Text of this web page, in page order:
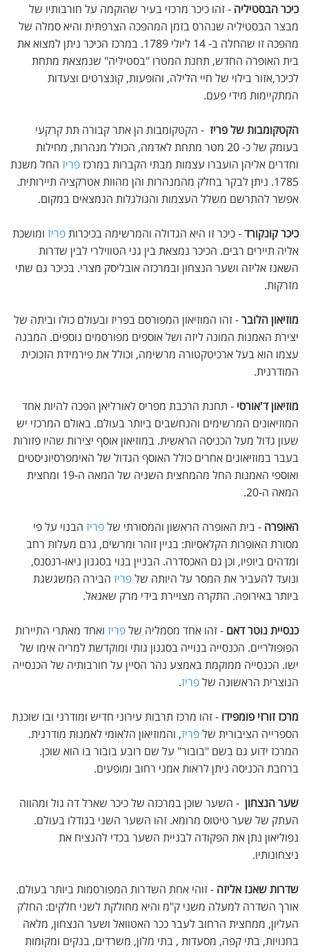
כיכר הבסטיליה - זהו כיכר מרכזי בעיר שהוקמה על חורבותיו של
מבצר הבסטיליה שנהרס בזמן המהפכה הצרפתית והיא סמלה של
מהפכה זו שהחלה ב- 14 ליולי 1789. במרכז הכיכר ניתן למצוא את
בית האופרה החדש, תחנת המטרו "בסטיליה" שנמצאת מתחת
לכיכר,אזור בילוי של חיי הלילה, והופעות, קונצרטים וצעדות
המתקיימות מידי פעם.
הקטקומבות של פריז - הקטקומבות הן אתר קבורה תת קרקעי
בעומק של כ- 20 מטר מתחת לאדמה, הכולל מנהרות, מחילות
וחדרים אליהן הועברו עצמות מבתי הקברות במרכזפריז החל משנת
1785. ניתן לבקר בחלק מהמנהרות והן מהוות אטרקציה תיירותית.
אפשר להתרשם משלל העצמות והגולגלות הנמצאים במקום.
כיכר קונקורד- כיכר זו היא הגדולה והמרשימה בכיכרותפריז ומושכת
אליה תיירים רבים. הכיכר נמצאת בין גני הטווילרי לבין שדרות
השאנז אליזה ושער הנצחון ובמרכזה אובליסק מצרי. בכיכר גם שתי
מזרקות.
מוזיאון הלובר- זהו המוזיאון המפורסם בפריז ובעולם כולו וביתה של
יצירת האמנות המונה ליזה ושל אוספים מפורסמים נוספים. המבנה
עצמו הוא בעל ארכיטקטורה מרשימה, וכולל את פירמידת הזכוכית
המודרנית.
מוזיאון ד'אורסי - תחנת הרכבת מפריס לאורליאן הפכה להיות אחד
המוזיאונים המרשימים והנחשבים ביותר בעולם. באולם המרכזי יש
שעון גדול מעל הכניסה הראשית. במוזיאון אוסף יצירות שהיו פזורות
בעבר במוזיאונים אחרים כולל האוסף הגדול של האימפרסיוניסטים
ואוספי האמנות החל מהמחצית השניה של המאה ה-19 ומחצית
המאה ה-20.
האופרה - בית האופרה הראשון והמסורתי שלפריז הבנוי על פי
מסורת האופרות הקלאסיות: בניין זוהר ומרשים, גרם מעלות רחב
ומדהים ביופיו, וכן גם האכסדרה. הבניין בנוי בסגנון ניאו-רנסנס,
ונועד להעביר את המסר על היותה שלפריז הבירה המשגשגת
ביותר באירופה. התקרה מצויירת בידי מרק שאגאל.
כנסיית נוטר דאם - זהו אחד מסמליה שלפריז ואחד מאתרי התיירות
הפופולריים. הכנסייה בנוייה בסגנון גותי ומוקדשת למריה אימו של
ישו. הכנסייה ממוקמת באמצע נהר הסיין על חורבותיה של הכנסייה
הנוצרית הראשונה שלפריז.
מרכז זורזי פומפידו - זהו מרכז תרבות עירוני חדיש ומודרני ובו שוכנת
הספרייה הציבורית שלפריז, והמוזיאון הלאומי לאמנות מודרנית.
המרכז ידוע גם בשם "בובור" על שם רובע בובור בו הוא שוכן.
ברחבת הכניסה ניתן לראות אמני רחוב ומופעים.
שער הנצחון - השער שוכן במרכזה של כיכר שארל דה גול ומהווה
העתק של שער טיטוס מרומא. זהו השער השני בגודלו בעולם.
נפוליאון נתן את הפקודה לבניית השער בכדי להנציח את
ניצחונותיו.
שדרות שאנז אליזה - זוהי אחת השדרות המפורסמות ביותר בעולם.
אורך השדרה למעלה משני ק"מ והיא מחולקת לשני חלקים: החלק
העליון, ממחצית הרחוב לעבר ככר האטוואל ושער הנצחון, מלאה
בחנויות, בתי קפה, מסעדות , בתי מלון, משרדים, בנקים ומקומות